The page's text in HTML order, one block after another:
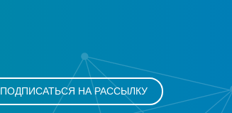
ПОДПИСАТЬСЯ НА РАССЫЛКУ